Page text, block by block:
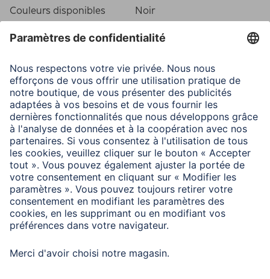
Couleurs disponibles Noir
Ligne Serena
Caractéristiques techniques
Fixation Crochet/Pied
Matière MDF
Type de cadre Cadre bois
Type de verre Reflex